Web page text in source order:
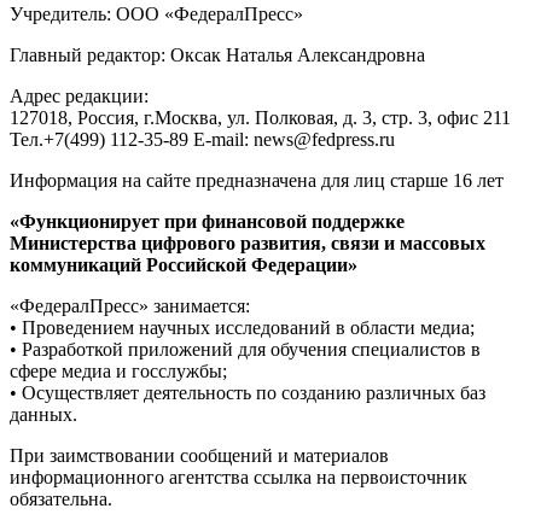
Учредитель: ООО «ФедералПресс»
Главный редактор: Оксак Наталья Александровна
Адрес редакции:
127018, Россия, г.Москва, ул. Полковая, д. 3, стр. 3, офис 211
Тел.+7(499) 112-35-89 E-mail: news@fedpress.ru
Информация на сайте предназначена для лиц старше 16 лет
«Функционирует при финансовой поддержке
Министерства цифрового развития, связи и массовых
коммуникаций Российской Федерации»
«ФедералПресс» занимается:
• Проведением научных исследований в области медиа;
• Разработкой приложений для обучения специалистов в
сфере медиа и госслужбы;
• Осуществляет деятельность по созданию различных баз
данных.
При заимствовании сообщений и материалов
информационного агентства ссылка на первоисточник
обязательна.